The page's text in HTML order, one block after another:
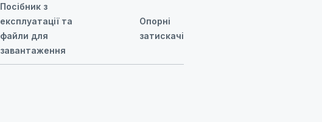
Посібник з
експлуатації та
файли для
завантаження
Опорні
затискачі